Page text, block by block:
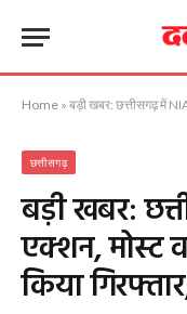
Home » बड़ी खबर: छत्तीसगढ़ में NIA का
छत्तीसगढ़
बड़ी खबर:
एक्शन, मोस्ट
किया